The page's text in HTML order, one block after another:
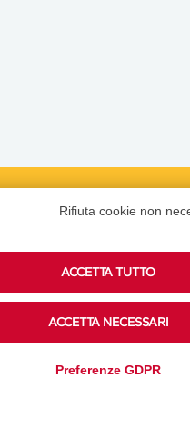
Ascolta i podcast di
su Spreaker.
Rifiuta cookie non
ACCETTA TUTTO
ACCETTA NECESSARI
Preferenze GDPR